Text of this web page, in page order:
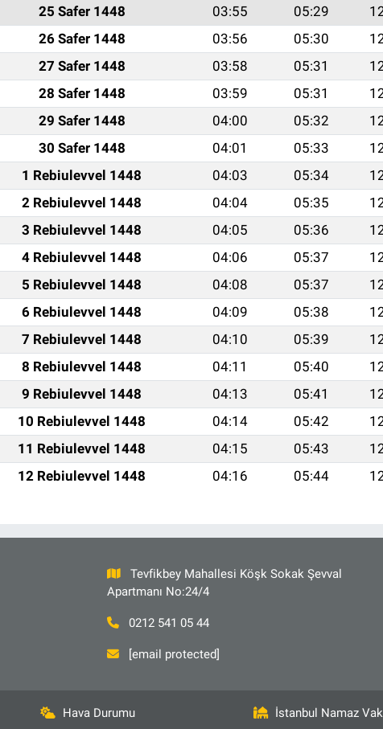
25 Safer 1448 03:55 05:29
26 Safer 1448 03:56 05:30
27 Safer 1448 03:58 05:31
28 Safer 1448 03:59 05:31
29 Safer 1448 04:00 05:32
30 Safer 1448 04:01 05:33
1 Rebiulevvel 1448 04:03 05:34
2 Rebiulevvel 1448 04:04 05:35
3 Rebiulevvel 1448 04:05 05:36
4 Rebiulevvel 1448 04:06 05:37
5 Rebiulevvel 1448 04:08 05:37
6 Rebiulevvel 1448 04:09 05:38
7 Rebiulevvel 1448 04:10 05:39
8 Rebiulevvel 1448 04:11 05:40
9 Rebiulevvel 1448 04:13 05:41
10 Rebiulevvel 1448 04:14 05:42
11 Rebiulevvel 1448 04:15 05:43
12 Rebiulevvel 1448 04:16 05:44
Tevfikbey Mahallesi Köşk Sokak Şevval
Apartmanı No:24/4
0212 541 05 44
[email protected]
Hava Durumu İstanbul Namaz